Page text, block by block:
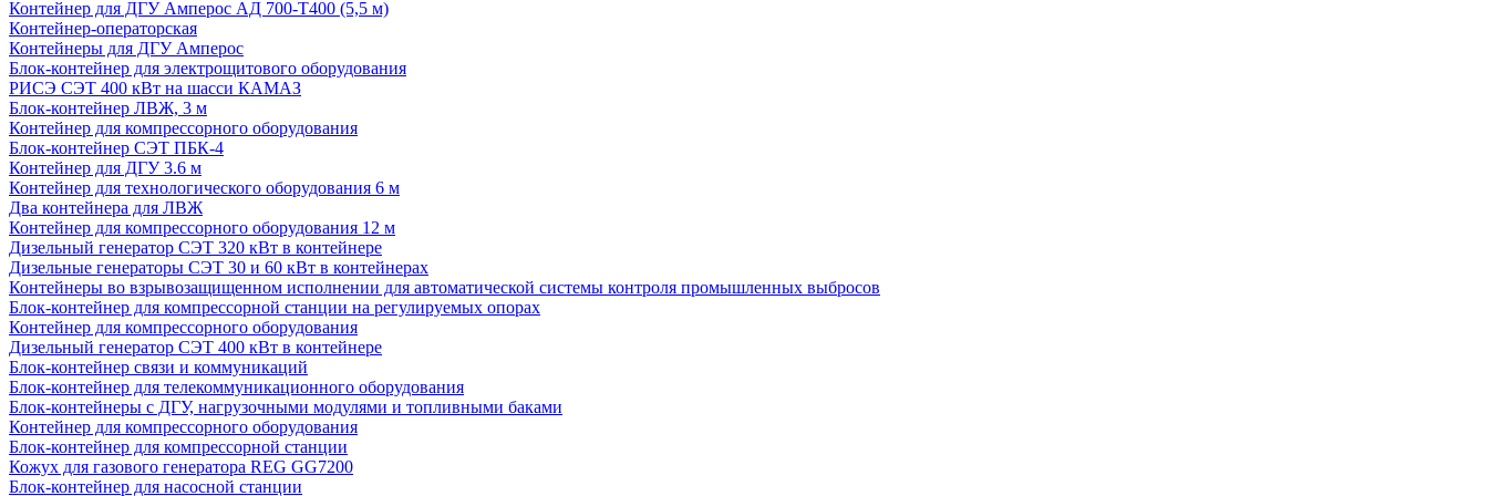
Контейнер для ДГУ Амперос АД 700-Т400 (5,5 м)
Контейнер-операторская
Контейнеры для ДГУ Амперос
Блок-контейнер для электрощитового оборудования
РИСЭ СЭТ 400 кВт на шасси КАМАЗ
Блок-контейнер ЛВЖ, 3 м
Контейнер для компрессорного оборудования
Блок-контейнер СЭТ ПБК-4
Контейнер для ДГУ 3.6 м
Контейнер для технологического оборудования 6 м
Два контейнера для ЛВЖ
Контейнер для компрессорного оборудования 12 м
Дизельный генератор СЭТ 320 кВт в контейнере
Дизельные генераторы СЭТ 30 и 60 кВт в контейнерах
Контейнеры во взрывозащищенном исполнении для автоматической системы контроля промышленных выбросов
Блок-контейнер для компрессорной станции на регулируемых опорах
Контейнер для компрессорного оборудования
Дизельный генератор СЭТ 400 кВт в контейнере
Блок-контейнер связи и коммуникаций
Блок-контейнер для телекоммуникационного оборудования
Блок-контейнеры с ДГУ, нагрузочными модулями и топливными баками
Контейнер для компрессорного оборудования
Блок-контейнер для компрессорной станции
Кожух для газового генератора REG GG7200
Блок-контейнер для насосной станции